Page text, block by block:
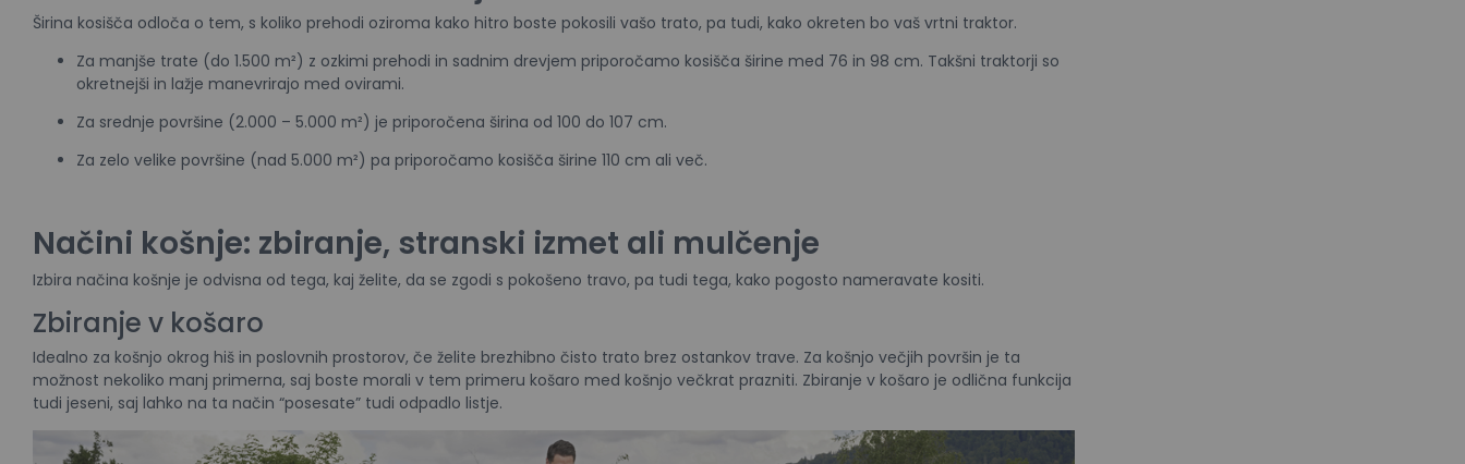
Širina kosišča odloča o tem, s koliko prehodi oziroma kako hitro boste pokosili vašo trato, pa tudi, kako okreten bo vaš vrtni traktor.
Za manjše trate (do 1.500 m²) z ozkimi prehodi in sadnim drevjem priporočamo kosišča širine med 76 in 98 cm. Takšni traktorji so
okretnejši in lažje manevrirajo med ovirami.
Za srednje površine (2.000 – 5.000 m²) je priporočena širina od 100 do 107 cm.
Za zelo velike površine (nad 5.000 m²) pa priporočamo kosišča širine 110 cm ali več.
Načini košnje: zbiranje, stranski izmet ali mulčenje
Izbira načina košnje je odvisna od tega, kaj želite, da se zgodi s pokošeno travo, pa tudi tega, kako pogosto nameravate kositi.
Zbiranje v košaro
Idealno za košnjo okrog hiš in poslovnih prostorov, če želite brezhibno čisto trato brez ostankov trave. Za košnjo večjih površin je ta
možnost nekoliko manj primerna, saj boste morali v tem primeru košaro med košnjo večkrat prazniti. Zbiranje v košaro je odlična funkcija
tudi jeseni, saj lahko na ta način “posesate” tudi odpadlo listje.